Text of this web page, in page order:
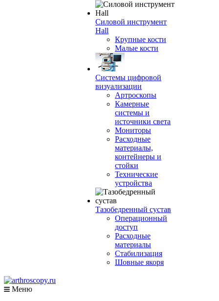
Силовой инструмент
Hall
Крупные кости
Малые кости
Системы цифровой
визуализации
Артроскопы
Камерные
системы и
источники света
Мониторы
Расходные
материалы,
контейнеры и
стойки
Технические
устройства
Тазобедренный сустав
Операционный
доступ
Расходные
материалы
Стабилизация
Шовные якоря
Меню